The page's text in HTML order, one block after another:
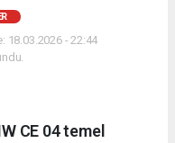
18.03.2026 - 22:44
CE 04 temel